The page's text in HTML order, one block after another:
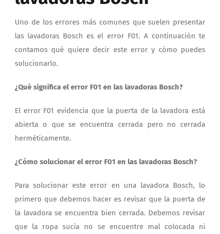
Uno de los errores más comunes que suelen presentar
las lavadoras Bosch es el error F01. A continuación te
contamos qué quiere decir este error y cómo puedes
solucionarlo.
¿Qué significa el error F01 en las lavadoras Bosch?
El error F01 evidencia que la puerta de la lavadora está
abierta o que se encuentra cerrada pero no cerrada
herméticamente.
¿Cómo solucionar el error F01 en las lavadoras Bosch?
Para solucionar este error en una lavadora Bosch, lo
primero que debemos hacer es revisar que la puerta de
la lavadora se encuentra bien cerrada. Debemos revisar
que la ropa sucia no se encuentre mal colocada ni